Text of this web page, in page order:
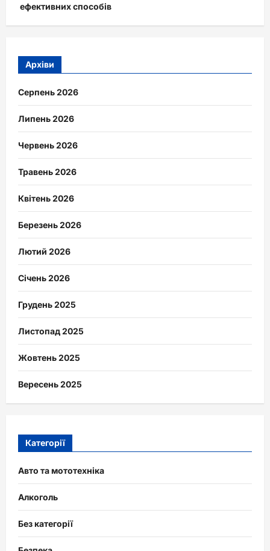
ефективних способів
Архіви
Серпень 2026
Липень 2026
Червень 2026
Травень 2026
Квітень 2026
Березень 2026
Лютий 2026
Січень 2026
Грудень 2025
Листопад 2025
Жовтень 2025
Вересень 2025
Категорії
Авто та мототехніка
Алкоголь
Без категорії